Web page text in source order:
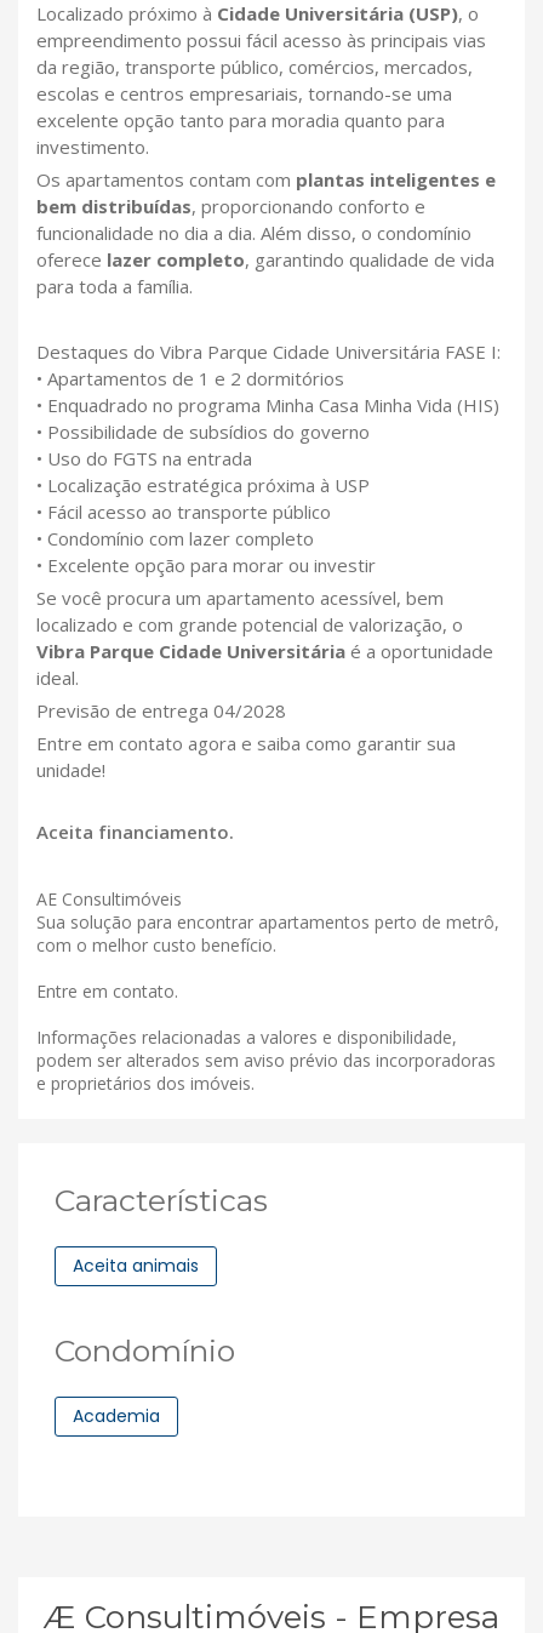
Localizado próximo à Cidade Universitária (USP), o
empreendimento possui fácil acesso às principais vias
da região, transporte público, comércios, mercados,
escolas e centros empresariais, tornando-se uma
excelente opção tanto para moradia quanto para
investimento.
Os apartamentos contam com plantas inteligentes e
bem distribuídas, proporcionando conforto e
funcionalidade no dia a dia. Além disso, o condomínio
oferece lazer completo, garantindo qualidade de vida
para toda a família.
Destaques do Vibra Parque Cidade Universitária FASE I:
• Apartamentos de 1 e 2 dormitórios
• Enquadrado no programa Minha Casa Minha Vida (HIS)
• Possibilidade de subsídios do governo
• Uso do FGTS na entrada
• Localização estratégica próxima à USP
• Fácil acesso ao transporte público
• Condomínio com lazer completo
• Excelente opção para morar ou investir
Se você procura um apartamento acessível, bem
localizado e com grande potencial de valorização, o
Vibra Parque Cidade Universitária é a oportunidade
ideal.
Previsão de entrega 04/2028
Entre em contato agora e saiba como garantir sua
unidade!
Aceita financiamento.
AE Consultimóveis
Sua solução para encontrar apartamentos perto de metrô,
com o melhor custo benefício.
Entre em contato.
Informações relacionadas a valores e disponibilidade,
podem ser alterados sem aviso prévio das incorporadoras
e proprietários dos imóveis.
Características
Aceita animais
Condomínio
Academia
Æ Consultimóveis - Empresa